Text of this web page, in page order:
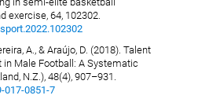
exercise, 64, 102302.
A., & Araújo, D. (2018). Talent
Male Football: A Systematic
N.Z.), 48(4), 907–931.
017-0851-7